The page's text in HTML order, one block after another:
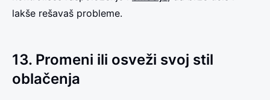
lakše rešavaš probleme.
13. Promeni ili osveži svoj stil
oblačenja